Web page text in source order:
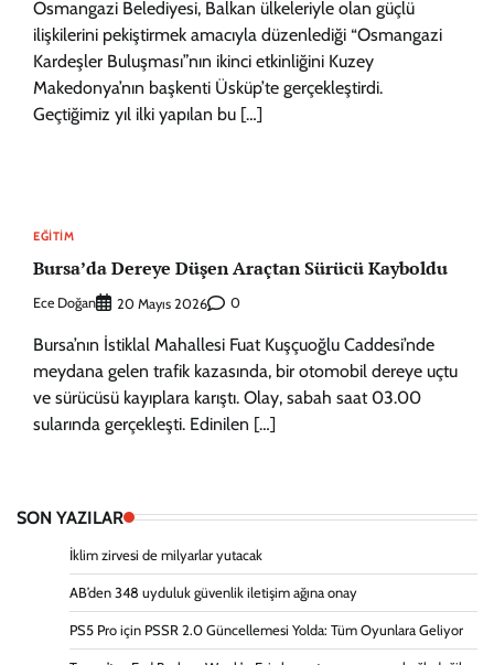
Osmangazi Belediyesi, Balkan ülkeleriyle olan güçlü
ilişkilerini pekiştirmek amacıyla düzenlediği “Osmangazi
Kardeşler Buluşması”nın ikinci etkinliğini Kuzey
Makedonya’nın başkenti Üsküp’te gerçekleştirdi.
Geçtiğimiz yıl ilki yapılan bu […]
EĞITIM
Bursa’da Dereye Düşen Araçtan Sürücü Kayboldu
Ece Doğan 20 Mayıs 2026 0
Bursa’nın İstiklal Mahallesi Fuat Kuşçuoğlu Caddesi’nde
meydana gelen trafik kazasında, bir otomobil dereye uçtu
ve sürücüsü kayıplara karıştı. Olay, sabah saat 03.00
sularında gerçekleşti. Edinilen […]
SON YAZILAR
İklim zirvesi de milyarlar yutacak
AB’den 348 uyduluk güvenlik iletişim ağına onay
PS5 Pro için PSSR 2.0 Güncellemesi Yolda: Tüm Oyunlara Geliyor